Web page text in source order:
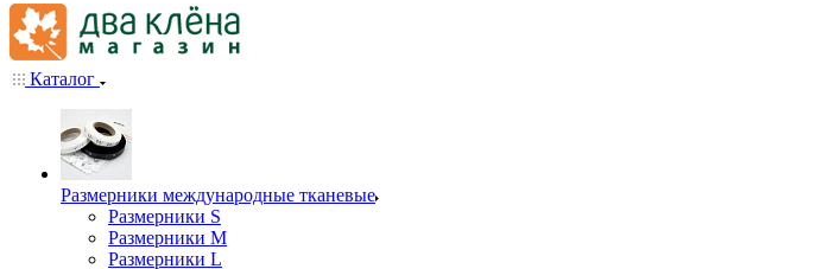
Каталог
Размерники международные тканевые
Размерники S
Размерники M
Размерники L